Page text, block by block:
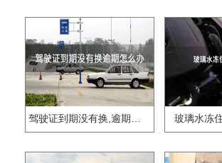
驾驶证到期没有换,逾期怎么办?? 玻璃水冻